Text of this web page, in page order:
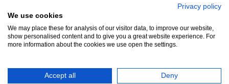
Zuidersluisweg 42
Nederland
info@feramotools.nl
253161
Privacy policy
We use cookies
We may place these for analysis of our visitor data, to improve our website,
show personalised content and to give you a great website experience. For
more information about the cookies we use open the settings.
Accept all Deny